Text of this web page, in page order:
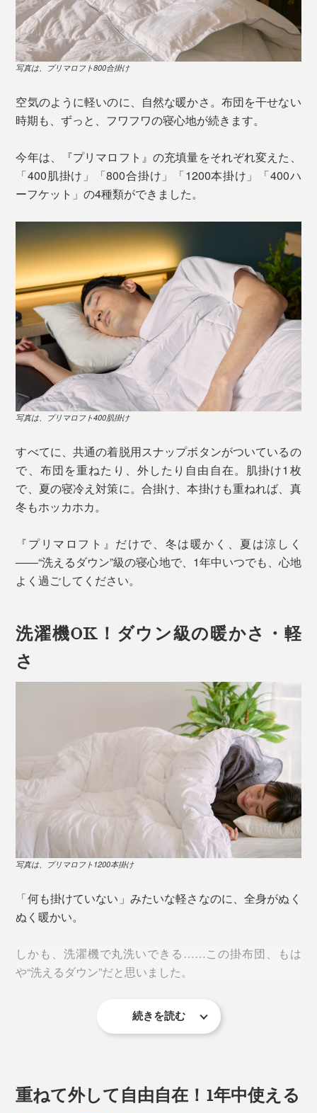
写真は、プリマロフト800合掛け
空気のように軽いのに、自然な暖かさ。布団を干せない
時期も、ずっと、フワフワの寝心地が続きます。
今年は、『プリマロフト』の充填量をそれぞれ変えた、
「400肌掛け」「800合掛け」「1200本掛け」「400ハ
ーフケット」の4種類ができました。
写真は、プリマロフト400肌掛け
すべてに、共通の着脱用スナップボタンがついているの
で、布団を重ねたり、外したり自由自在。肌掛け1枚
で、夏の寝冷え対策に。合掛け、本掛けも重ねれば、真
冬もホッカホカ。
『プリマロフト』だけで、冬は暖かく、夏は涼しく
――“洗えるダウン”級の寝心地で、1年中いつでも、心地
よく過ごしてください。
洗濯機OK！ダウン級の暖かさ・軽
さ
写真は、プリマロフト1200本掛け
「何も掛けていない」みたいな軽さなのに、全身がぬく
ぬく暖かい。
しかも、洗濯機で丸洗いできる……この掛布団、もは
や“洗えるダウン”だと思いました。
続きを読む
重ねて外して自由自在！1年中使える